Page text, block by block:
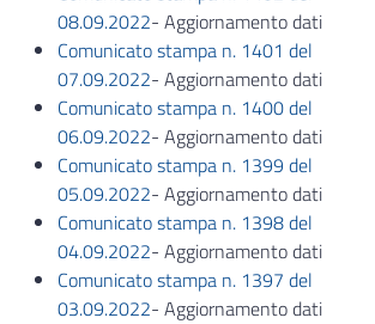
08.09.2022- Aggiornamento dati
Comunicato stampa n. 1401 del
07.09.2022- Aggiornamento dati
Comunicato stampa n. 1400 del
06.09.2022- Aggiornamento dati
Comunicato stampa n. 1399 del
05.09.2022- Aggiornamento dati
Comunicato stampa n. 1398 del
04.09.2022- Aggiornamento dati
Comunicato stampa n. 1397 del
03.09.2022- Aggiornamento dati